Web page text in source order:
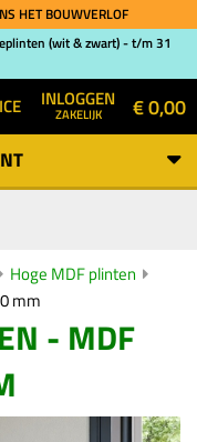
HET BOUWVERLOF
(wit & zwart) - t/m 31
INLOGGEN
ZAKELIJK € 0,00
Hoge MDF plinten
mm
- MDF